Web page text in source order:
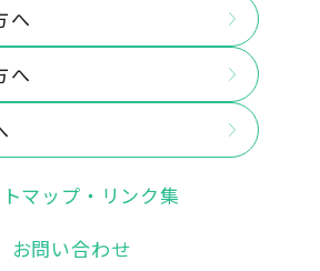
へ
へ
マップ・リンク集
お問い合わせ